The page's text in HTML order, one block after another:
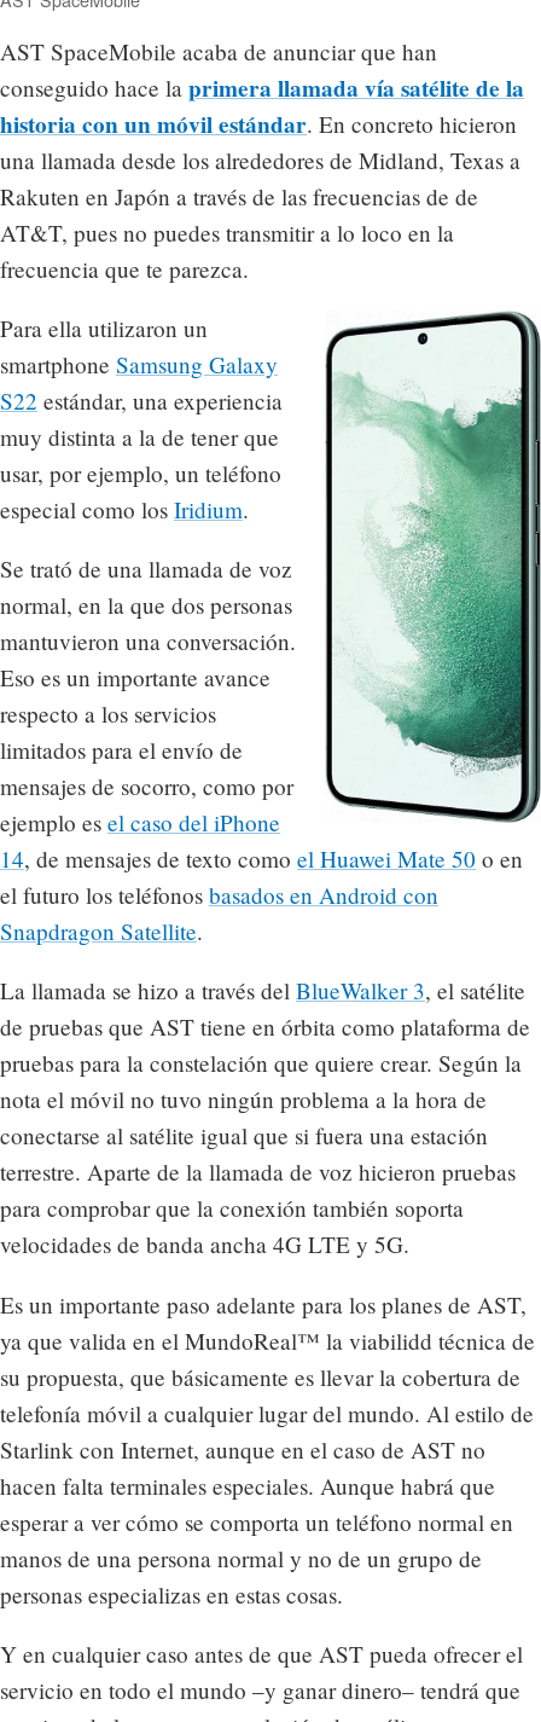
AST SpaceMobile acaba de anunciar que han
conseguido hace la primera llamada vía satélite de la
historia con un móvil estándar. En concreto hicieron
una llamada desde los alrededores de Midland, Texas a
Rakuten en Japón a través de las frecuencias de de
AT&T, pues no puedes transmitir a lo loco en la
frecuencia que te parezca.
Para ella utilizaron un
smartphone Samsung Galaxy
S22 estándar, una experiencia
muy distinta a la de tener que
usar, por ejemplo, un teléfono
especial como los Iridium.
Se trató de una llamada de voz
normal, en la que dos personas
mantuvieron una conversación.
Eso es un importante avance
respecto a los servicios
limitados para el envío de
mensajes de socorro, como por
ejemplo es el caso del iPhone
14, de mensajes de texto como el Huawei Mate 50 o en
el futuro los teléfonos basados en Android con
Snapdragon Satellite.
La llamada se hizo a través del BlueWalker 3, el satélite
de pruebas que AST tiene en órbita como plataforma de
pruebas para la constelación que quiere crear. Según la
nota el móvil no tuvo ningún problema a la hora de
conectarse al satélite igual que si fuera una estación
terrestre. Aparte de la llamada de voz hicieron pruebas
para comprobar que la conexión también soporta
velocidades de banda ancha 4G LTE y 5G.
Es un importante paso adelante para los planes de AST,
ya que valida en el MundoReal™ la viabilidd técnica de
su propuesta, que básicamente es llevar la cobertura de
telefonía móvil a cualquier lugar del mundo. Al estilo de
Starlink con Internet, aunque en el caso de AST no
hacen falta terminales especiales. Aunque habrá que
esperar a ver cómo se comporta un teléfono normal en
manos de una persona normal y no de un grupo de
personas especializas en estas cosas.
Y en cualquier caso antes de que AST pueda ofrecer el
servicio en todo el mundo –y ganar dinero– tendrá que